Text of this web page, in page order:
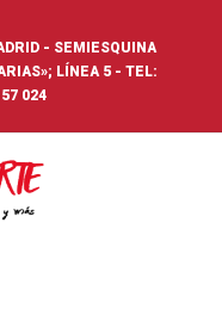
- SEMIESQUINA
LÍNEA 5 - TEL:
024